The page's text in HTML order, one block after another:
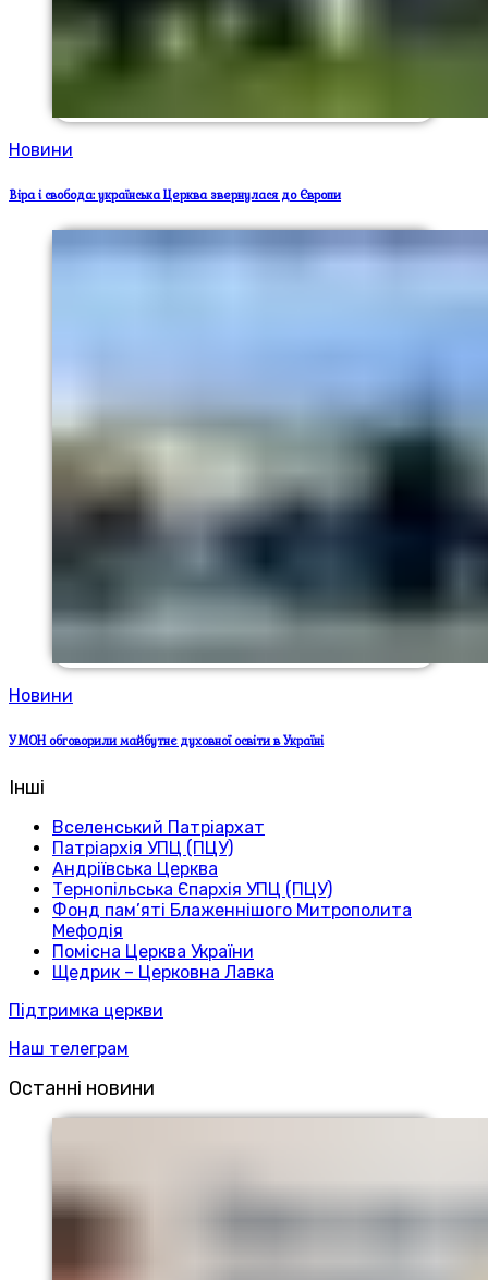
Новини
Віра і свобода: українська Церква звернулася до Європи
Новини
У МОН обговорили майбутнє духовної освіти в Україні
Інші
Вселенський Патріархат
Патріархія УПЦ (ПЦУ)
Андріївська Церква
Тернопільська Єпархія УПЦ (ПЦУ)
Фонд пам’яті Блаженнішого Митрополита
Мефодія
Помісна Церква України
Щедрик – Церковна Лавка
Підтримка церкви
Наш телеграм
Останні новини